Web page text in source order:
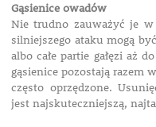
Gąsienice owadów
Nie trudno zauważyć je
silniejszego ataku mogą
albo całe partie gałęzi aż
gąsienice pozostają razem
często oprzędzone.
jest najskuteczniejszą,